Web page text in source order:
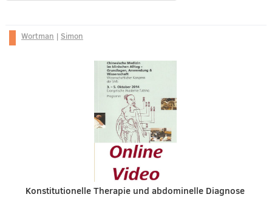
Wortman | Simon
Konstitutionelle Therapie und abdominelle Diagnose